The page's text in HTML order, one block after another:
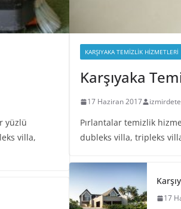
yüzlü
villa,
KARŞIYAKA TEMIZLIK HIZMETLERI
Karşıyaka
17 Haziran 2017
Pırlantalar temizlik
dubleks villa, tripleks
17